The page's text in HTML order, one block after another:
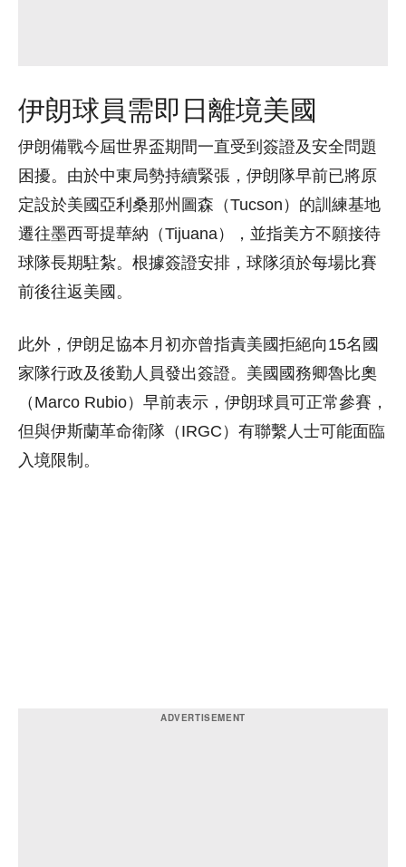
伊朗球員需即日離境美國
伊朗備戰今屆世界盃期間一直受到簽證及安全問題
困擾。由於中東局勢持續緊張，伊朗隊早前已將原
定設於美國亞利桑那州圖森（Tucson）的訓練基地
遷往墨西哥提華納（Tijuana），並指美方不願接待
球隊長期駐紮。根據簽證安排，球隊須於每場比賽
前後往返美國。
此外，伊朗足協本月初亦曾指責美國拒絕向15名國
家隊行政及後勤人員發出簽證。美國國務卿魯比奧
（Marco Rubio）早前表示，伊朗球員可正常參賽，
但與伊斯蘭革命衛隊（IRGC）有聯繫人士可能面臨
入境限制。